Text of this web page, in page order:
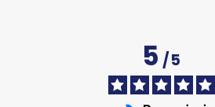
5/5